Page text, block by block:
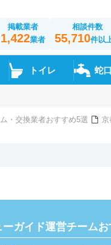
掲載業者
1,422業者
相談件数
55,710件以
トイレ 蛇口
・交換業者おすすめ5選 京
ガイド運営チームお